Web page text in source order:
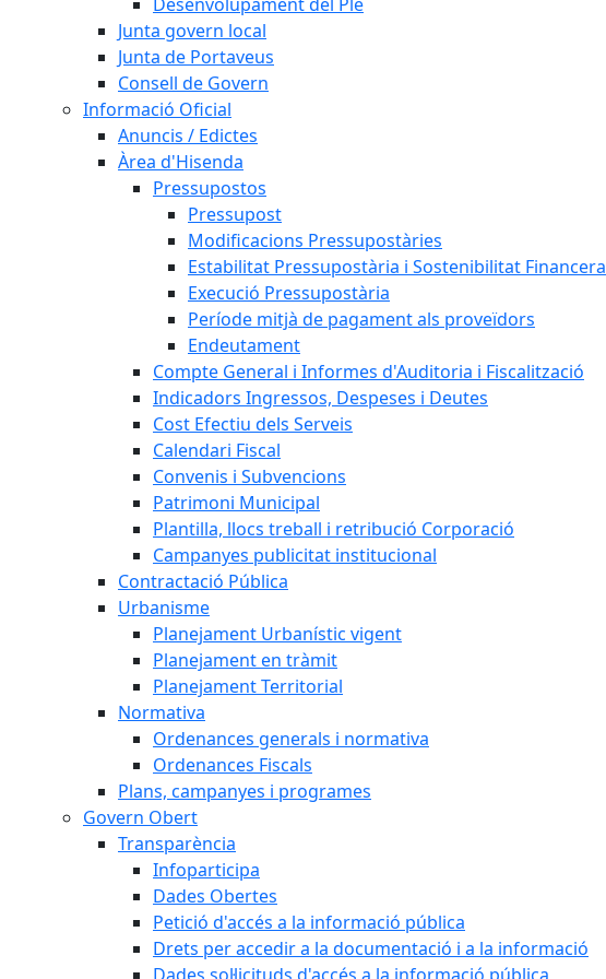
Junta govern local
Junta de Portaveus
Consell de Govern
Informació Oficial
Anuncis / Edictes
Àrea d'Hisenda
Pressupostos
Pressupost
Modificacions Pressupostàries
Estabilitat Pressupostària i Sostenibilitat Financera
Execució Pressupostària
Període mitjà de pagament als proveïdors
Endeutament
Compte General i Informes d'Auditoria i Fiscalització
Indicadors Ingressos, Despeses i Deutes
Cost Efectiu dels Serveis
Calendari Fiscal
Convenis i Subvencions
Patrimoni Municipal
Plantilla, llocs treball i retribució Corporació
Campanyes publicitat institucional
Contractació Pública
Urbanisme
Planejament Urbanístic vigent
Planejament en tràmit
Planejament Territorial
Normativa
Ordenances generals i normativa
Ordenances Fiscals
Plans, campanyes i programes
Govern Obert
Transparència
Infoparticipa
Dades Obertes
Petició d'accés a la informació pública
Drets per accedir a la documentació i a la informació